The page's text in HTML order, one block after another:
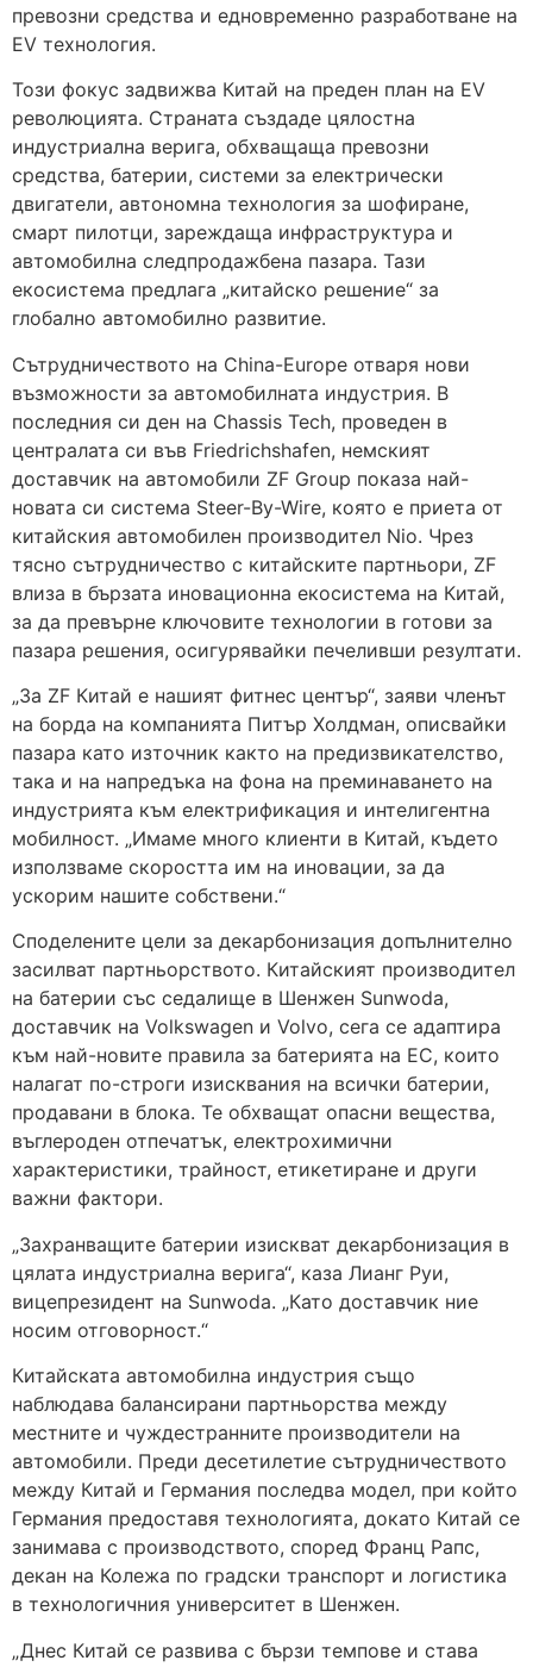
превозни средства и едновременно разработване на
EV технология.
Този фокус задвижва Китай на преден план на EV
революцията. Страната създаде цялостна
индустриална верига, обхващаща превозни
средства, батерии, системи за електрически
двигатели, автономна технология за шофиране,
смарт пилотци, зареждаща инфраструктура и
автомобилна следпродажбена пазара. Тази
екосистема предлага „китайско решение“ за
глобално автомобилно развитие.
Сътрудничеството на China-Europe отваря нови
възможности за автомобилната индустрия. В
последния си ден на Chassis Tech, проведен в
централата си във Friedrichshafen, немският
доставчик на автомобили ZF Group показа най-
новата си система Steer-By-Wire, която е приета от
китайския автомобилен производител Nio. Чрез
тясно сътрудничество с китайските партньори, ZF
влиза в бързата иновационна екосистема на Китай,
за да превърне ключовите технологии в готови за
пазара решения, осигурявайки печеливши резултати.
„За ZF Китай е нашият фитнес център“, заяви членът
на борда на компанията Питър Холдман, описвайки
пазара като източник както на предизвикателство,
така и на напредъка на фона на преминаването на
индустрията към електрификация и интелигентна
мобилност. „Имаме много клиенти в Китай, където
използваме скоростта им на иновации, за да
ускорим нашите собствени.“
Споделените цели за декарбонизация допълнително
засилват партньорството. Китайският производител
на батерии със седалище в Шенжен Sunwoda,
доставчик на Volkswagen и Volvo, сега се адаптира
към най-новите правила за батерията на ЕС, които
налагат по-строги изисквания на всички батерии,
продавани в блока. Те обхващат опасни вещества,
въглероден отпечатък, електрохимични
характеристики, трайност, етикетиране и други
важни фактори.
„Захранващите батерии изискват декарбонизация в
цялата индустриална верига“, каза Лианг Руи,
вицепрезидент на Sunwoda. „Като доставчик ние
носим отговорност.“
Китайската автомобилна индустрия също
наблюдава балансирани партньорства между
местните и чуждестранните производители на
автомобили. Преди десетилетие сътрудничеството
между Китай и Германия последва модел, при който
Германия предоставя технологията, докато Китай се
занимава с производството, според Франц Рапс,
декан на Колежа по градски транспорт и логистика
в технологичния университет в Шенжен.
„Днес Китай се развива с бързи темпове и става